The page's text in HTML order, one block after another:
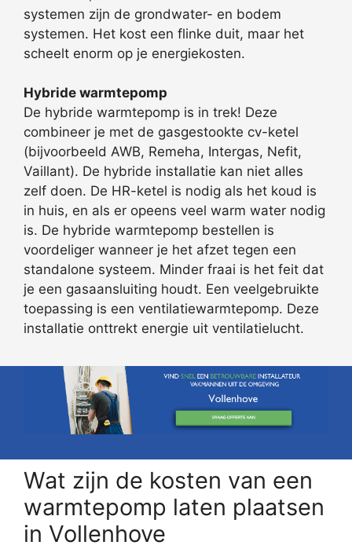
systemen zijn de grondwater- en bodem
systemen. Het kost een flinke duit, maar het
scheelt enorm op je energiekosten.
Hybride warmtepomp
De hybride warmtepomp is in trek! Deze
combineer je met de gasgestookte cv-ketel
(bijvoorbeeld AWB, Remeha, Intergas, Nefit,
Vaillant). De hybride installatie kan niet alles
zelf doen. De HR-ketel is nodig als het koud is
in huis, en als er opeens veel warm water nodig
is. De hybride warmtepomp bestellen is
voordeliger wanneer je het afzet tegen een
standalone systeem. Minder fraai is het feit dat
je een gasaansluiting houdt. Een veelgebruikte
toepassing is een ventilatiewarmtepomp. Deze
installatie onttrekt energie uit ventilatielucht.
Wat zijn de kosten van een
warmtepomp laten plaatsen
in Vollenhove